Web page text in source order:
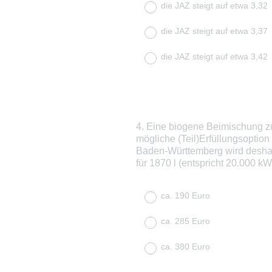
die JAZ steigt auf etwa 3,32
die JAZ steigt auf etwa 3,37
die JAZ steigt auf etwa 3,42
Question
Title
4. Eine biogene Beimischung
mögliche
Baden-Württemberg wird
für 1870 l (entspricht 20.000
ca. 190 Euro
ca. 285 Euro
ca. 380 Euro